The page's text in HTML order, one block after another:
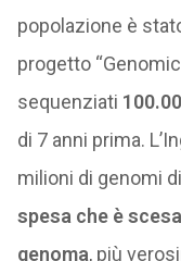
popolazione è
progetto
sequenziati
di 7 anni prima.
milioni di genomi
spesa che è
genoma, più